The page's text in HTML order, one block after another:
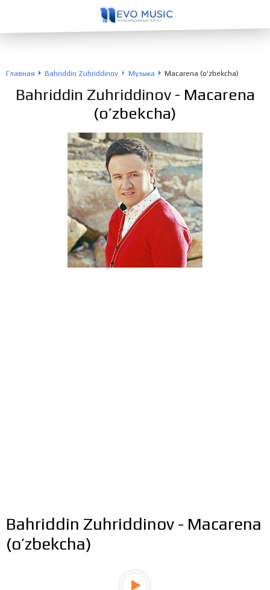
Главная Bahriddin Zuhriddinov Музыка Macarena (o'zbekcha)
Bahriddin Zuhriddinov- Macarena
(o’zbekcha)
Bahriddin Zuhriddinov - Macarena
(o’zbekcha)